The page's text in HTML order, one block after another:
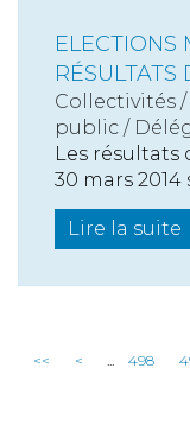
ELECTIONS
Collectivités /
public /
Les résultats
30 mars
Lire la suite
<< < ... 498